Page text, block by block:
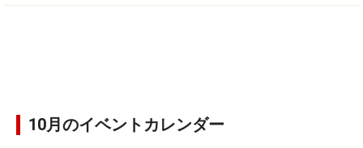
10月のイベントカレンダー